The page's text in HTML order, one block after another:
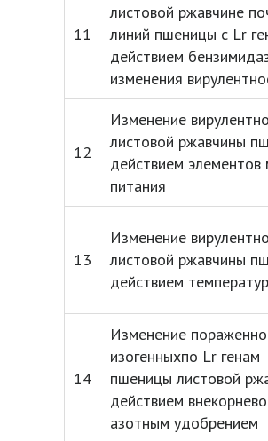
11
листовой ржавчине
линий пшеницы с Lr
действием
изменения
12
Изменение
листовой ржавчины
действием элементов
питания
13
Изменение
листовой ржавчины
действием
14
Изменение
изогенныхпо Lr генам
пшеницы листовой
действием
азотным удобрением